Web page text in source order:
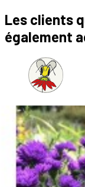
Les clients
également